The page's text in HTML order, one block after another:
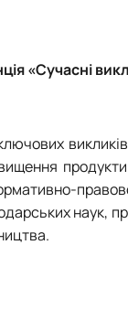
«Сучасні
наук,